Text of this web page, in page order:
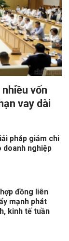
vốn
vay dài
pháp giảm chi
nghiệp
đồng liên
mạnh phát
kinh tế tuần